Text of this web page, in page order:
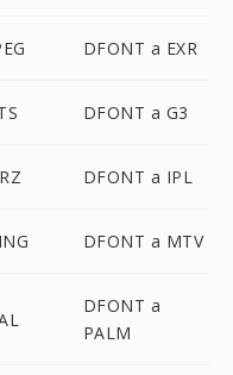
DFONT a EXR
DFONT a G3
DFONT a IPL
DFONT a MTV
DFONT a
PALM